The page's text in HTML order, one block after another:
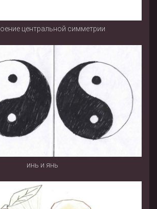
центральной симметрии
инь и янь